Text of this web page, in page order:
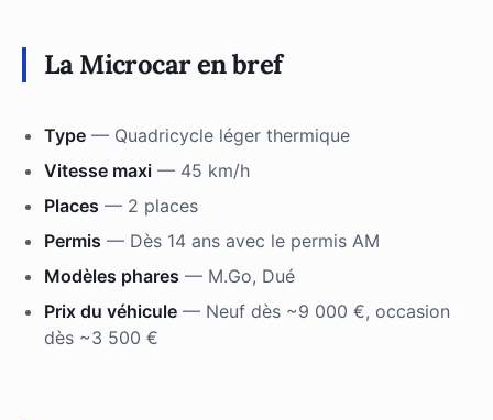
La Microcar en bref
Type — Quadricycle léger thermique
Vitesse maxi — 45 km/h
Places — 2 places
Permis — Dès 14 ans avec le permis AM
Modèles phares — M.Go, Dué
Prix du véhicule — Neuf dès ~9 000 €, occasion
dès ~3 500 €